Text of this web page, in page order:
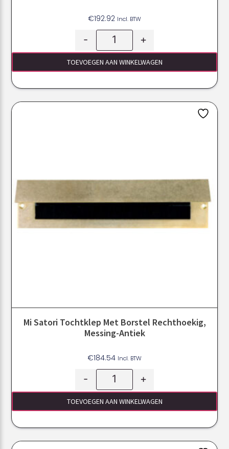
€192.92 Incl. BTW
- +
TOEVOEGEN AAN WINKELWAGEN
Mi Satori Tochtklep Met Borstel Rechthoekig,
Messing-Antiek
€184.54 Incl. BTW
- +
TOEVOEGEN AAN WINKELWAGEN